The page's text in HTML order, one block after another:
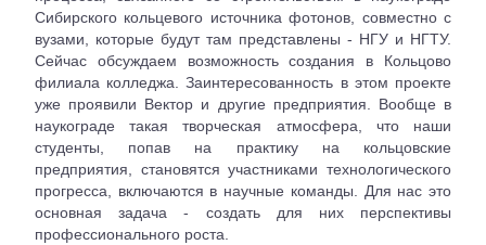
Сибирского кольцевого источника фотонов, совместно с
вузами, которые будут там представлены - НГУ и НГТУ.
Сейчас обсуждаем возможность создания в Кольцово
филиала колледжа. Заинтересованность в этом проекте
уже проявили Вектор и другие предприятия. Вообще в
наукограде такая творческая атмосфера, что наши
студенты, попав на практику на кольцовские
предприятия, становятся участниками технологического
прогресса, включаются в научные команды. Для нас это
основная задача - создать для них перспективы
профессионального роста.